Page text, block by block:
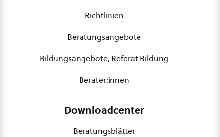
Richtlinien
Beratungsangebote
Bildungsangebote, Referat Bildung
Berater:innen
Downloadcenter
Beratungsblätter